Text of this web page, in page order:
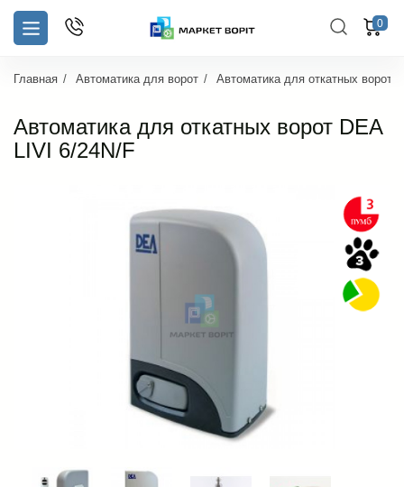
0
Главная Автоматика для ворот Автоматика для откатных ворот
Автоматика для откатных ворот DEA
LIVI 6/24N/F